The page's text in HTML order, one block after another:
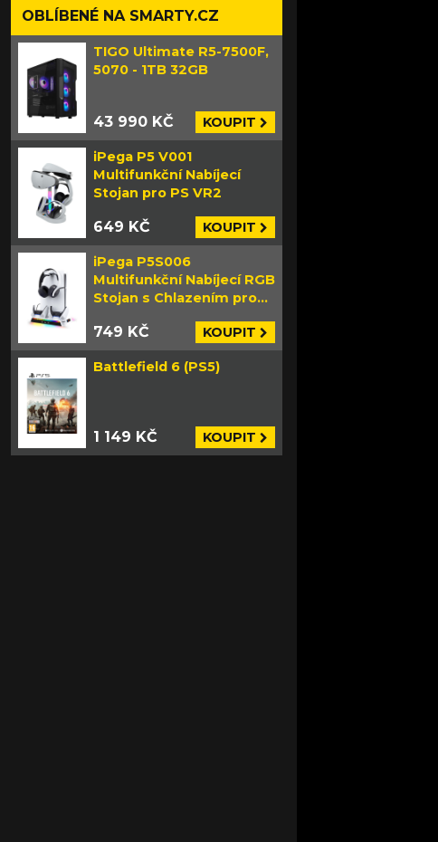
OBLÍBENÉ NA SMARTY.CZ
TIGO Ultimate R5-7500F,
5070 - 1TB 32GB
43 990 KČ KOUPIT
iPega P5 V001
Multifunkční Nabíjecí
Stojan pro PS VR2
649 KČ KOUPIT
iPega P5S006
Multifunkční Nabíjecí RGB
Stojan s Chlazením pro
749 KČ KOUPIT
Battlefield 6 (PS5)
1 149 KČ KOUPIT